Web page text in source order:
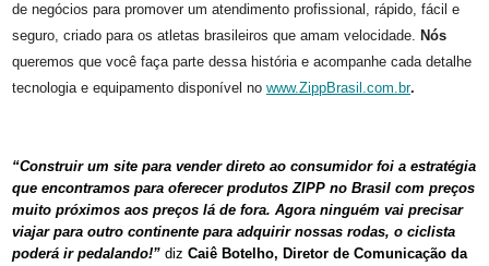
de negócios para promover um atendimento profissional, rápido, fácil e
seguro, criado para os atletas brasileiros que amam velocidade. Nós
queremos que você faça parte dessa história e acompanhe cada detalhe
tecnologia e equipamento disponível no www.ZippBrasil.com.br.
“Construir um site para vender direto ao consumidor foi a estratégia
que encontramos para oferecer produtos ZIPP no Brasil com preços
muito próximos aos preços lá de fora. Agora ninguém vai precisar
viajar para outro continente para adquirir nossas rodas, o ciclista
poderá ir pedalando!” diz Caiê Botelho, Diretor de Comunicação da